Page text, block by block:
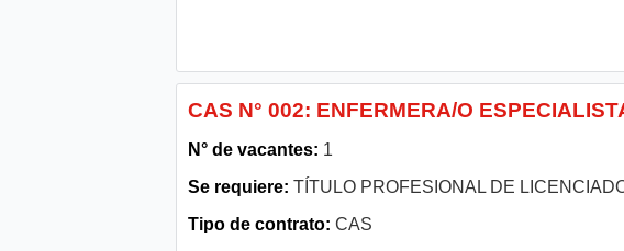
CAS N° 002: ENFERMERA/O
N° de vacantes: 1
Se requiere: TÍTULO PROFESIONAL DE
Tipo de contrato: CAS